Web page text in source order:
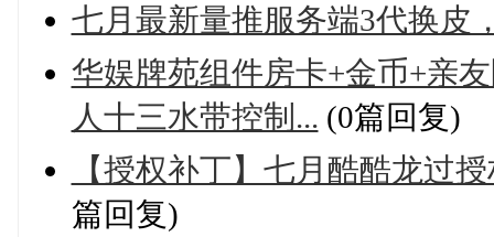
七月最新量推服务端3代换皮
华娱牌苑组件房卡+金币+亲
人十三水带控制... (0篇回复)
【授权补丁】七月酷酷龙过
篇回复)